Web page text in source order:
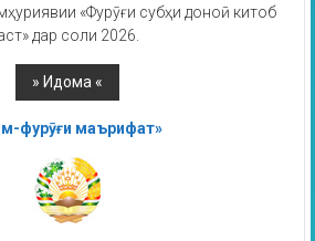
«Фурӯғи субҳи доноӣ китоб
дар соли 2026.
фурӯғи маърифат»